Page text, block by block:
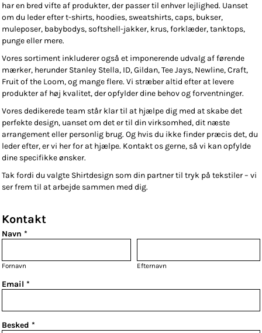
har en bred vifte af produkter, der passer til enhver lejlighed. Uanset
om du leder efter t-shirts, hoodies, sweatshirts, caps, bukser,
muleposer, babybodys, softshell-jakker, krus, forklæder, tanktops,
punge eller mere.
Vores sortiment inkluderer også et imponerende udvalg af førende
mærker, herunder Stanley Stella, ID, Gildan, Tee Jays, Newline, Craft,
Fruit of the Loom, og mange flere. Vi stræber altid efter at levere
produkter af høj kvalitet, der opfylder dine behov og forventninger.
Vores dedikerede team står klar til at hjælpe dig med at skabe det
perfekte design, uanset om det er til din virksomhed, dit næste
arrangement eller personlig brug. Og hvis du ikke finder præcis det, du
leder efter, er vi her for at hjælpe. Kontakt os gerne, så vi kan opfylde
dine specifikke ønsker.
Tak fordi du valgte Shirtdesign som din partner til tryk på tekstiler – vi
ser frem til at arbejde sammen med dig.
Kontakt
Navn *
Fornavn Efternavn
Email *
Besked *